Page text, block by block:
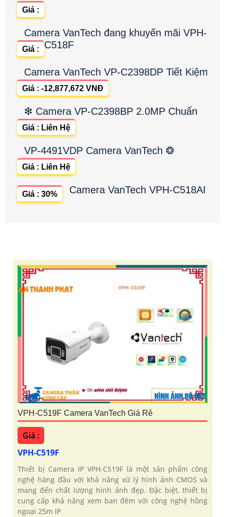
Giá :
Camera VanTech đang khuyến mãi VPH-
C518F
Giá :
Camera VanTech VP-C2398DP Tiết Kiệm
Giá : -12,877,672 VNĐ
❇ Camera VP-C2398BP 2.0MP Chuẩn
Giá : Liên Hệ
VP-4491VDP Camera VanTech ❂
Giá : Liên Hệ
Camera VanTech VPH-C518AI
Giá : 30%
VPH-C519F Camera VanTech Giá Rẻ
Giá :
VPH-C519F
Thiết bị Camera IP VPH-C519F là một sản phẩm công
nghệ hàng đầu với khả năng xử lý hình ảnh CMOS và
mang đến chất lượng hình ảnh đẹp. Đặc biệt, thiết bị
cung cấp khả năng xem ban đêm với công nghệ hồng
ngoại 25m IP